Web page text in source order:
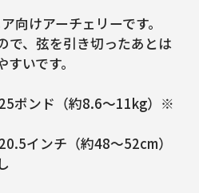
向けアーチェリーです。
で、弦を引き切ったあとは
いです。
ポンド（約8.6～11kg）※
インチ（約48～52cm）